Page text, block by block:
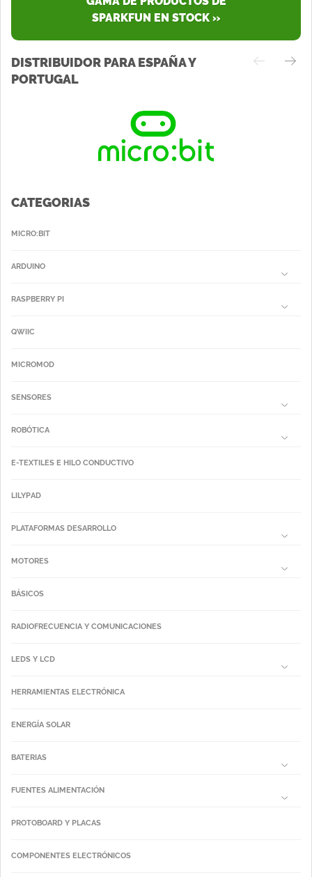
SPARKFUN EN STOCK »
DISTRIBUIDOR PARA ESPAÑA Y
PORTUGAL
CATEGORIAS
MICRO:BIT
ARDUINO
RASPBERRY PI
QWIIC
MICROMOD
SENSORES
ROBÓTICA
E-TEXTILES E HILO CONDUCTIVO
LILYPAD
PLATAFORMAS DESARROLLO
MOTORES
BÁSICOS
RADIOFRECUENCIA Y COMUNICACIONES
LEDS Y LCD
HERRAMIENTAS ELECTRÓNICA
ENERGÍA SOLAR
BATERIAS
FUENTES ALIMENTACIÓN
PROTOBOARD Y PLACAS
COMPONENTES ELECTRÓNICOS